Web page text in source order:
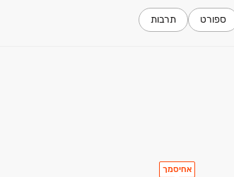
ספורט תרבות
אחיסמך